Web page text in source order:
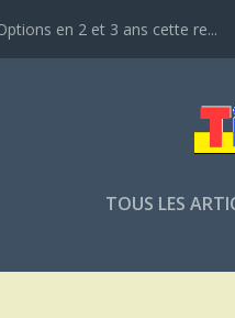
en 2 et 3 ans cette re...
TOUS LES